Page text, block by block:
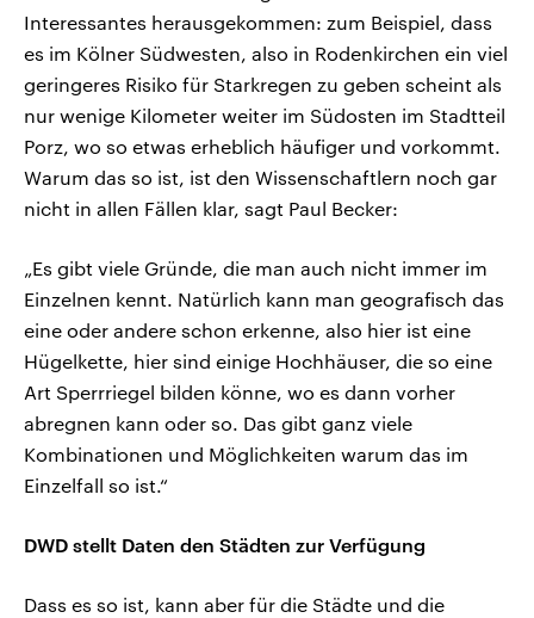
Interessantes herausgekommen: zum Beispiel, dass
es im Kölner Südwesten, also in Rodenkirchen ein viel
geringeres Risiko für Starkregen zu geben scheint als
nur wenige Kilometer weiter im Südosten im Stadtteil
Porz, wo so etwas erheblich häufiger und vorkommt.
Warum das so ist, ist den Wissenschaftlern noch gar
nicht in allen Fällen klar, sagt Paul Becker:
„Es gibt viele Gründe, die man auch nicht immer im
Einzelnen kennt. Natürlich kann man geografisch das
eine oder andere schon erkenne, also hier ist eine
Hügelkette, hier sind einige Hochhäuser, die so eine
Art Sperrriegel bilden könne, wo es dann vorher
abregnen kann oder so. Das gibt ganz viele
Kombinationen und Möglichkeiten warum das im
Einzelfall so ist.“
DWD stellt Daten den Städten zur Verfügung
Dass es so ist, kann aber für die Städte und die